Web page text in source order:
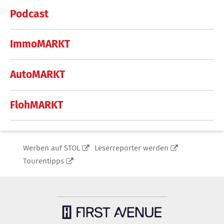
Podcast
ImmoMARKT
AutoMARKT
FlohMARKT
Werben auf STOL
Leserreporter werden
Tourentipps